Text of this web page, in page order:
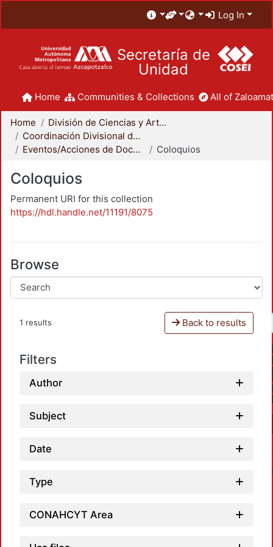
Log In
Secretaría de
Unidad
Home Communities & Collections All of
Home
División de Ciencias y Artes para el Diseño
Coordinación Divisional de Docencia
Eventos/Acciones de Docencia
Coloquios
Coloquios
Permanent URI for this collection
https://hdl.handle.net/11191/8075
Browse
1 results Back to results
Filters
Author
Subject
Date
Type
CONAHCYT Area